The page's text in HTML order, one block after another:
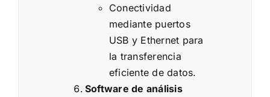
Conectividad
mediante puertos
USB y Ethernet para
la transferencia
eficiente de datos.
Software de análisis